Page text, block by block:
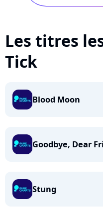
Les titres
Tick
Blood Moon
Goodbye, Dear
Stung